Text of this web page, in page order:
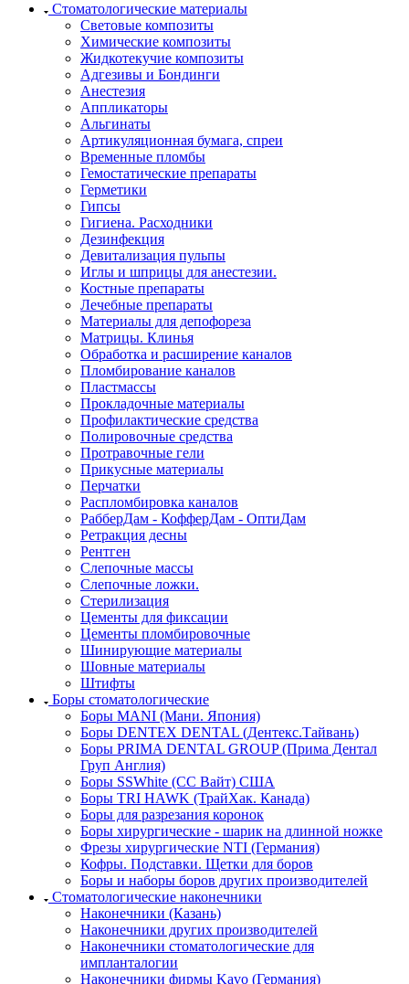
Стоматологические материалы
Световые композиты
Химические композиты
Жидкотекучие композиты
Адгезивы и Бондинги
Анестезия
Аппликаторы
Альгинаты
Артикуляционная бумага, спреи
Временные пломбы
Гемостатические препараты
Герметики
Гипсы
Гигиена. Расходники
Дезинфекция
Девитализация пульпы
Иглы и шприцы для анестезии.
Костные препараты
Лечебные препараты
Материалы для депофореза
Матрицы. Клинья
Обработка и расширение каналов
Пломбирование каналов
Пластмассы
Прокладочные материалы
Профилактические средства
Полировочные средства
Протравочные гели
Прикусные материалы
Перчатки
Распломбировка каналов
РабберДам - КофферДам - ОптиДам
Ретракция десны
Рентген
Слепочные массы
Слепочные ложки.
Стерилизация
Цементы для фиксации
Цементы пломбировочные
Шинирующие материалы
Шовные материалы
Штифты
Боры стоматологические
Боры MANI (Мани. Япония)
Боры DENTEX DENTAL (Дентекс.Тайвань)
Боры PRIMA DENTAL GROUP (Прима Дентал
Груп Англия)
Боры SSWhite (СС Вайт) США
Боры TRI HAWK (ТрайХак. Канада)
Боры для разрезания коронок
Боры хирургические - шарик на длинной ножке
Фрезы хирургические NTI (Германия)
Кофры. Подставки. Щетки для боров
Боры и наборы боров других производителей
Стоматологические наконечники
Наконечники (Казань)
Наконечники других производителей
Наконечники стоматологические для
импланталогии
Наконечники фирмы Kavo (Германия)